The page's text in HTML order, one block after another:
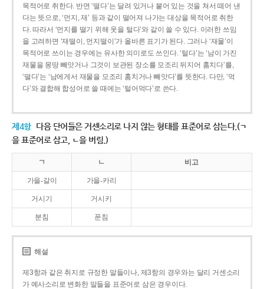
목적어로 취한다. 반면 ‘떨다’는 달려 있거나 붙어 있는 것을 쳐서 떼어 낸
다는 뜻으로, ‘먼지, 재’ 등과 같이 떨어져 나가는 대상을 목적어로 취한
다. 따라서 ‘먼지를 떨기 위해 옷을 털다’와 같이 쓸 수 있다. 이러한 쓰임
을 고려하면 ‘재떨이, 먼지떨이’가 올바른 표기가 된다. 그러나 ‘재물’이
목적어로 쓰이는 경우에는 유사한 의미로도 쓰인다. ‘털다’는 ‘남이 가진
재물을 몽땅 빼앗거나 그것이 보관된 장소를 모조리 뒤지어 훔치다’를,
‘떨다’는 ‘남에게서 재물을 모조리 훔치거나 빼앗다’를 뜻한다. 다만, ‘먹
다’와 결합해 합성어로 쓸 때에는 ‘털어먹다’로 쓴다.
제4항 다음 단어들은 거센소리로 나지 않는 형태를 표준어로 삼는다.(ㄱ
을 표준어로 삼고, ㄴ을 버림.)
ㄱ ㄴ 비고
가을-갈이 가을-카리
거시기 거시키
분침 푼침
해설
제3항과 같은 취지로 규정한 말들이나, 제3항의 경우와는 달리 거센소리
가 예사소리로 변화한 말들을 표준어로 삼은 경우이다.